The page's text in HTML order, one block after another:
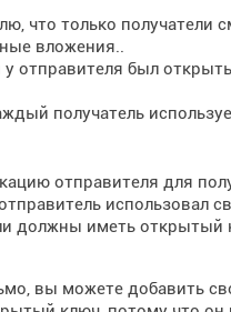
что только получатели
вложения..
был
получатель
отправителя для
использовал
должны иметь открытый
вы можете добавить